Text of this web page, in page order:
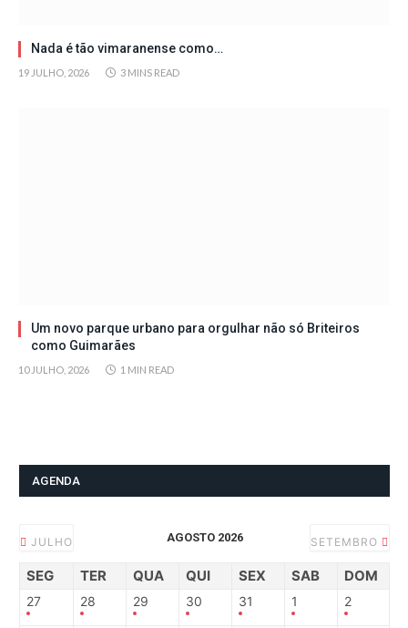
Nada é tão vimaranense como…
19 JULHO, 2026 3 MINS READ
Um novo parque urbano para orgulhar não só Briteiros
como Guimarães
10 JULHO, 2026 1 MIN READ
AGENDA
JULHO AGOSTO 2026 SETEMBRO
SEG TER QUA QUI SEX SAB DOM
27 28 29 30 31 1 2